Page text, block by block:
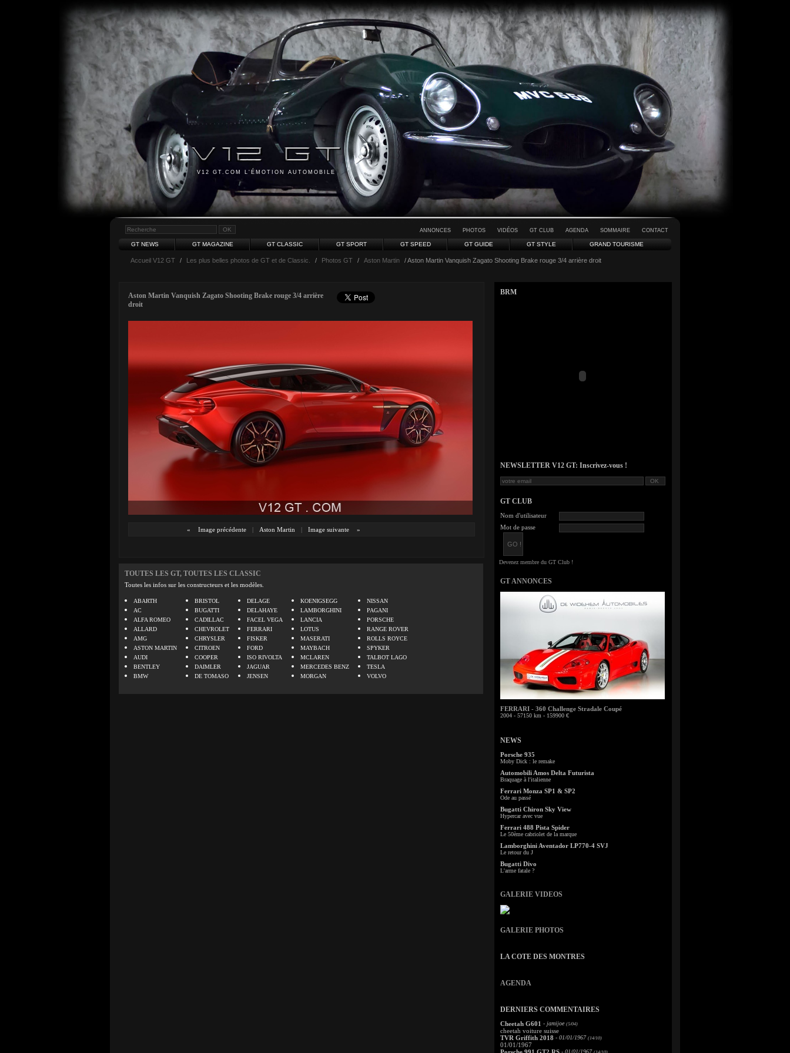
V12 GT.COM L'ÉMOTION AUTOMOBILE
ANNONCES PHOTOS VIDÉOS GT CLUB AGENDA SOMMAIRE CONTACT
GT NEWS GT MAGAZINE GT CLASSIC GT SPORT GT SPEED GT GUIDE GT STYLE GRAND TOURISME
Accueil V12 GT / Les plus belles photos de GT et de Classic. / Photos GT / Aston Martin / Aston Martin Vanquish Zagato Shooting Brake rouge 3/4 arrière droit
Aston Martin Vanquish Zagato Shooting Brake rouge 3/4 arrière
droit
« Image précédente | Aston Martin | Image suivante »
TOUTES LES GT, TOUTES LES CLASSIC
Toutes les infos sur les constructeurs et les modèles.
ABARTH
AC
ALFA ROMEO
ALLARD
AMG
ASTON MARTIN
AUDI
BENTLEY
BMW
BRISTOL
BUGATTI
CADILLAC
CHEVROLET
CHRYSLER
CITROEN
COOPER
DAIMLER
DE TOMASO
DELAGE
DELAHAYE
FACEL VEGA
FERRARI
FISKER
FORD
ISO RIVOLTA
JAGUAR
JENSEN
KOENIGSEGG
LAMBORGHINI
LANCIA
LOTUS
MASERATI
MAYBACH
MCLAREN
MERCEDES BENZ
MORGAN
NISSAN
PAGANI
PORSCHE
RANGE ROVER
ROLLS ROYCE
SPYKER
TALBOT LAGO
TESLA
VOLVO
BRM
NEWSLETTER V12 GT: Inscrivez-vous !
GT CLUB
Nom d'utilisateur
Mot de passe
GT ANNONCES
FERRARI - 360 Challenge Stradale Coupé
2004 - 57150 km - 159900 €
NEWS
Porsche 935
Moby Dick : le remake
Automobili Amos Delta Futurista
Braquage à l'italienne
Ferrari Monza SP1 & SP2
Ode au passé
Bugatti Chiron Sky View
Hypercar avec vue
Ferrari 488 Pista Spider
Le 50ème cabriolet de la marque
Lamborghini Aventador LP770-4 SVJ
Le retour du J
Bugatti Divo
L'arme fatale ?
GALERIE VIDEOS
GALERIE PHOTOS
LA COTE DES MONTRES
AGENDA
DERNIERS COMMENTAIRES
Cheetah G601 - jamijoe (5/04)
cheetah voiture suisse
TVR Griffith 2018 - 01/01/1967 (14/10)
01/01/1967
- 01/01/1967